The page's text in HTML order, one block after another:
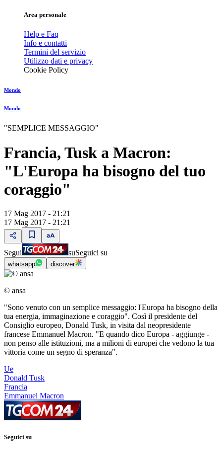
Area personale
Help e Faq
Info e contatti
Termini del servizio
Utilizzo dati e privacy
Cookie Policy
Mondo
Mondo
"SEMPLICE MESSAGGIO"
Francia, Tusk a Macron:
"L'Europa ha bisogno del tuo
coraggio"
17 Mag 2017 - 21:21
17 Mag 2017 - 21:21
Segui suSeguici su
whatsapp discover
© ansa
"Sono venuto con un semplice messaggio: l'Europa ha bisogno della
tua energia, immaginazione e coraggio". Così il presidente del
Consiglio europeo, Donald Tusk, in visita dal neopresidente
francese Emmanuel Macron. "E quando dico Europa - aggiunge -
non penso alle istituzioni, ma a milioni di europei che vedono la tua
vittoria come un segno di speranza".
Ue
Donald Tusk
Francia
Emmanuel Macron
Seguici su